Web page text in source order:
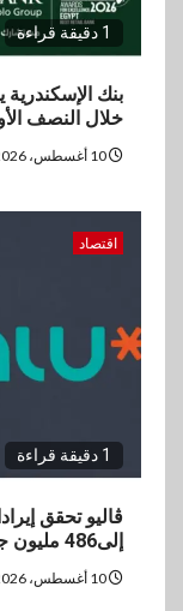
4
5
1 دقيقة قراءة
خلال النصف الأول
اقتصاد
1 دقيقة قراءة
إلى486 مليون جنيه نهاية يونيو 2026